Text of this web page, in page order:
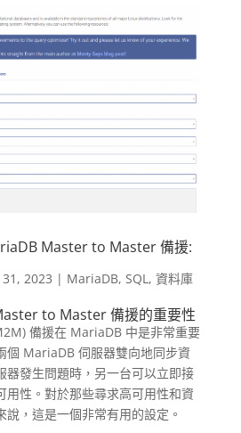
Master to Master 備援:
2023 | MariaDB, SQL, 資料庫
to Master 備援的重要性
備援在 MariaDB 中是非常重要
個 MariaDB 伺服器雙向地同步資
器發生問題時，另一台可以立即接
用性。對於那些尋求高可用性和資
，這是一個非常有用的設定。